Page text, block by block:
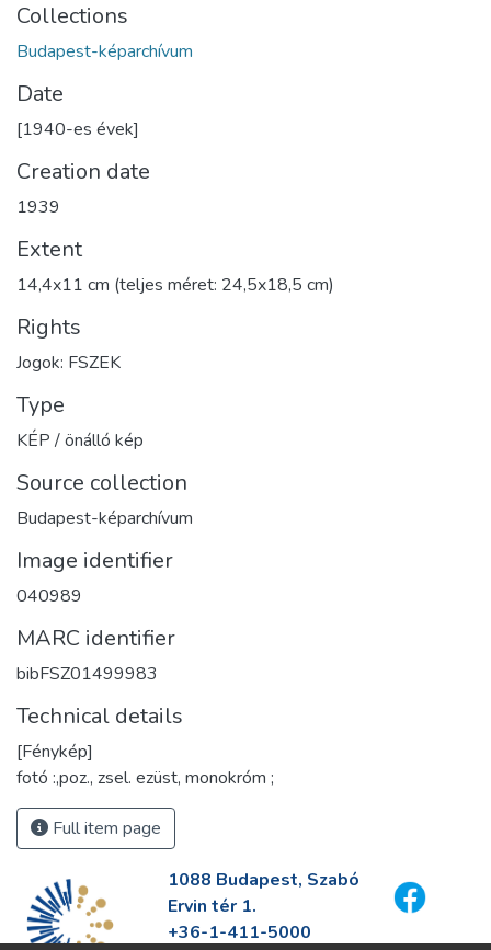
Collections
Budapest-képarchívum
Date
[1940-es évek]
Creation date
1939
Extent
14,4x11 cm (teljes méret: 24,5x18,5 cm)
Rights
Jogok: FSZEK
Type
KÉP / önálló kép
Source collection
Budapest-képarchívum
Image identifier
040989
MARC identifier
bibFSZ01499983
Technical details
[Fénykép]
fotó :,poz., zsel. ezüst, monokróm ;
Full item page
1088 Budapest, Szabó
Ervin tér 1.
+36-1-411-5000